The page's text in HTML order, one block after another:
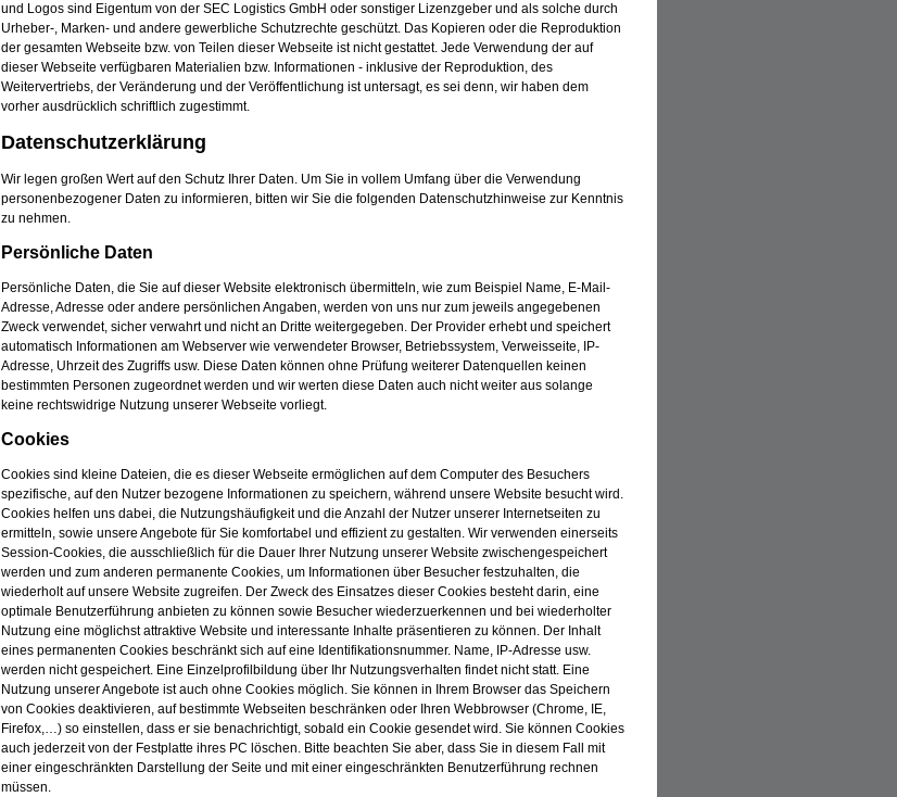
und Logos sind Eigentum von der SEC Logistics GmbH oder sonstiger Lizenzgeber und als solche durch
Urheber-, Marken- und andere gewerbliche Schutzrechte geschützt. Das Kopieren oder die Reproduktion
der gesamten Webseite bzw. von Teilen dieser Webseite ist nicht gestattet. Jede Verwendung der auf
dieser Webseite verfügbaren Materialien bzw. Informationen - inklusive der Reproduktion, des
Weitervertriebs, der Veränderung und der Veröffentlichung ist untersagt, es sei denn, wir haben dem
vorher ausdrücklich schriftlich zugestimmt.
Datenschutzerklärung
Wir legen großen Wert auf den Schutz Ihrer Daten. Um Sie in vollem Umfang über die Verwendung
personenbezogener Daten zu informieren, bitten wir Sie die folgenden Datenschutzhinweise zur Kenntnis
zu nehmen.
Persönliche Daten
Persönliche Daten, die Sie auf dieser Website elektronisch übermitteln, wie zum Beispiel Name, E-Mail-
Adresse, Adresse oder andere persönlichen Angaben, werden von uns nur zum jeweils angegebenen
Zweck verwendet, sicher verwahrt und nicht an Dritte weitergegeben. Der Provider erhebt und speichert
automatisch Informationen am Webserver wie verwendeter Browser, Betriebssystem, Verweisseite, IP-
Adresse, Uhrzeit des Zugriffs usw. Diese Daten können ohne Prüfung weiterer Datenquellen keinen
bestimmten Personen zugeordnet werden und wir werten diese Daten auch nicht weiter aus solange
keine rechtswidrige Nutzung unserer Webseite vorliegt.
Cookies
Cookies sind kleine Dateien, die es dieser Webseite ermöglichen auf dem Computer des Besuchers
spezifische, auf den Nutzer bezogene Informationen zu speichern, während unsere Website besucht wird.
Cookies helfen uns dabei, die Nutzungshäufigkeit und die Anzahl der Nutzer unserer Internetseiten zu
ermitteln, sowie unsere Angebote für Sie komfortabel und effizient zu gestalten. Wir verwenden einerseits
Session-Cookies, die ausschließlich für die Dauer Ihrer Nutzung unserer Website zwischengespeichert
werden und zum anderen permanente Cookies, um Informationen über Besucher festzuhalten, die
wiederholt auf unsere Website zugreifen. Der Zweck des Einsatzes dieser Cookies besteht darin, eine
optimale Benutzerführung anbieten zu können sowie Besucher wiederzuerkennen und bei wiederholter
Nutzung eine möglichst attraktive Website und interessante Inhalte präsentieren zu können. Der Inhalt
eines permanenten Cookies beschränkt sich auf eine Identifikationsnummer. Name, IP-Adresse usw.
werden nicht gespeichert. Eine Einzelprofilbildung über Ihr Nutzungsverhalten findet nicht statt. Eine
Nutzung unserer Angebote ist auch ohne Cookies möglich. Sie können in Ihrem Browser das Speichern
von Cookies deaktivieren, auf bestimmte Webseiten beschränken oder Ihren Webbrowser (Chrome, IE,
Firefox,…) so einstellen, dass er sie benachrichtigt, sobald ein Cookie gesendet wird. Sie können Cookies
auch jederzeit von der Festplatte ihres PC löschen. Bitte beachten Sie aber, dass Sie in diesem Fall mit
einer eingeschränkten Darstellung der Seite und mit einer eingeschränkten Benutzerführung rechnen
müssen.